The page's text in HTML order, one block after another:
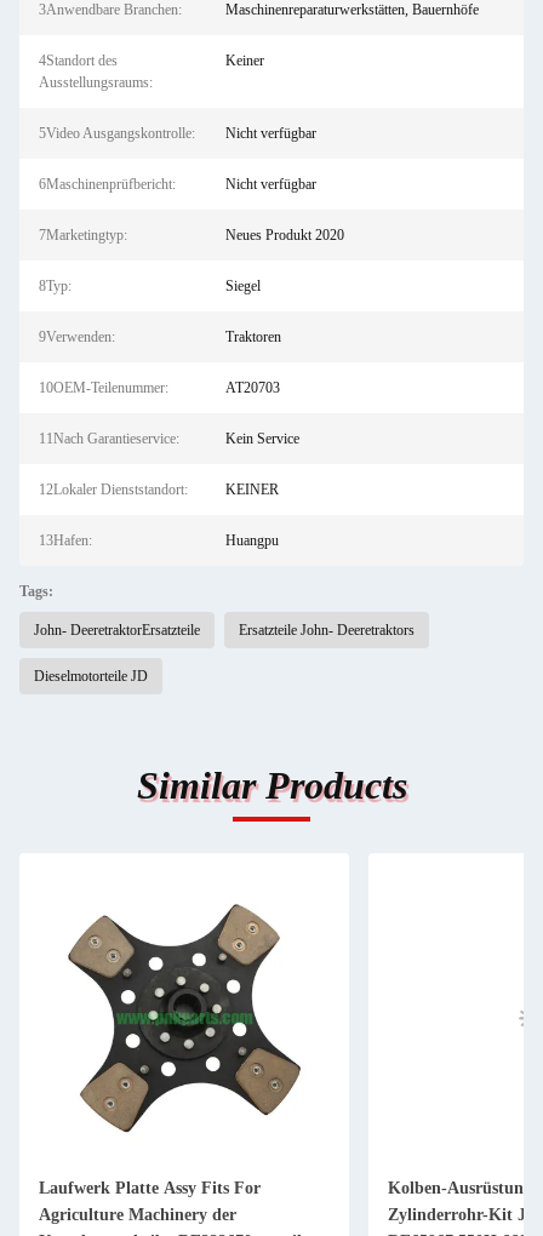
3Anwendbare Branchen: Maschinenreparaturwerkstätten, Bauernhöfe
4Standort des
Ausstellungsraums:
Keiner
5Video Ausgangskontrolle: Nicht verfügbar
6Maschinenprüfbericht: Nicht verfügbar
7Marketingtyp: Neues Produkt 2020
8Typ: Siegel
9Verwenden: Traktoren
10OEM-Teilenummer: AT20703
11Nach Garantieservice: Kein Service
12Lokaler Dienststandort: KEINER
13Hafen: Huangpu
Tags:
John- DeeretraktorErsatzteile Ersatzteile John- Deeretraktors
Dieselmotorteile JD
Similar Products
Laufwerk Platte Assy Fits For
Agriculture Machinery der
Kolben-Ausrüstung
Zylinderrohr-Kit JDs